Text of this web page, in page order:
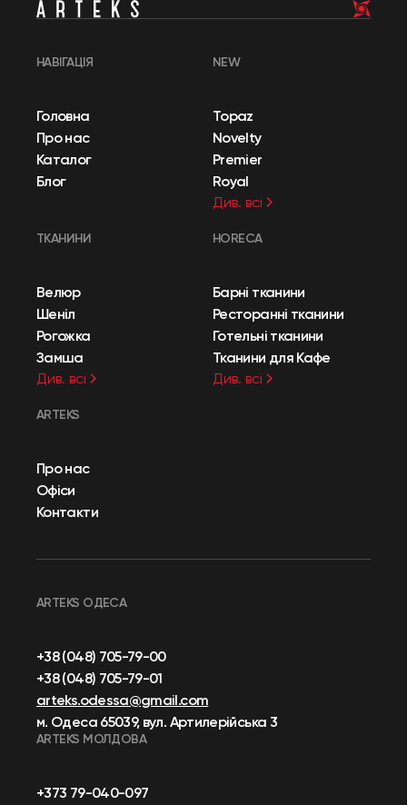
НАВІГАЦІЯ
Головна
Про нас
Каталог
Блог
NEW
Topaz
Novelty
Premier
Royal
Див. всі
ТКАНИНИ
Велюр
Шеніл
Рогожка
Замша
Див. всі
HORECA
Барні тканини
Ресторанні тканини
Готельні тканини
Тканини для Кафе
Див. всі
ARTEKS
Про нас
Офіси
Контакти
ARTEKS ОДЕСА
+38 (048) 705-79-00
+38 (048) 705-79-01
arteks.odessa@gmail.com
м. Одеса 65039, вул. Артилерійська 3
ARTEKS МОЛДОВА
+373 79-040-097